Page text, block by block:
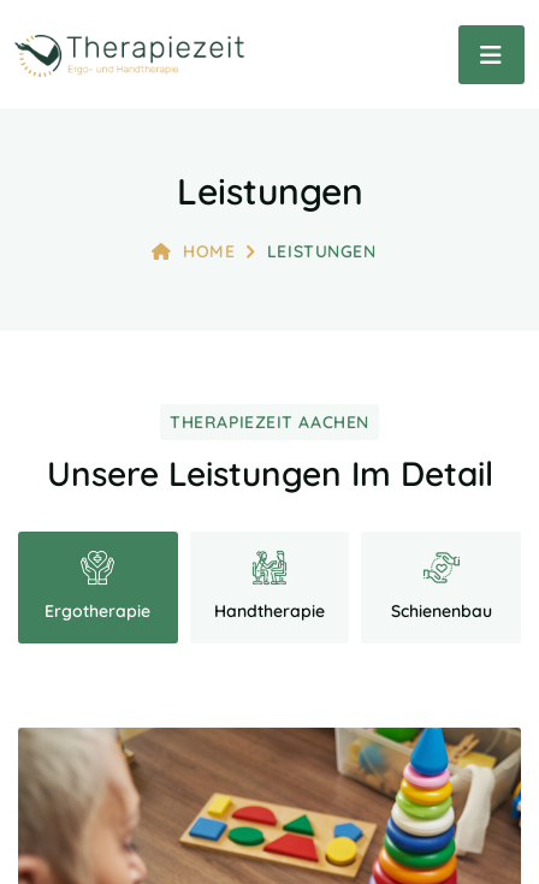
Leistungen
HOME LEISTUNGEN
THERAPIEZEIT AACHEN
Unsere Leistungen Im Detail
Ergotherapie Handtherapie Schienenbau